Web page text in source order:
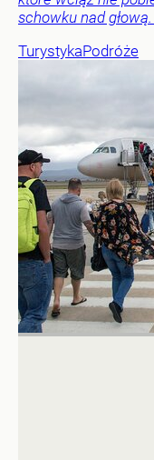
schowku nad
TurystykaPodróże